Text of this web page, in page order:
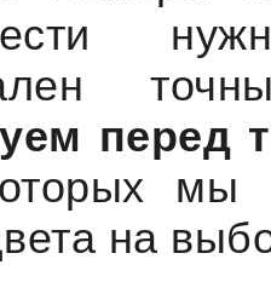
перед
мы
на